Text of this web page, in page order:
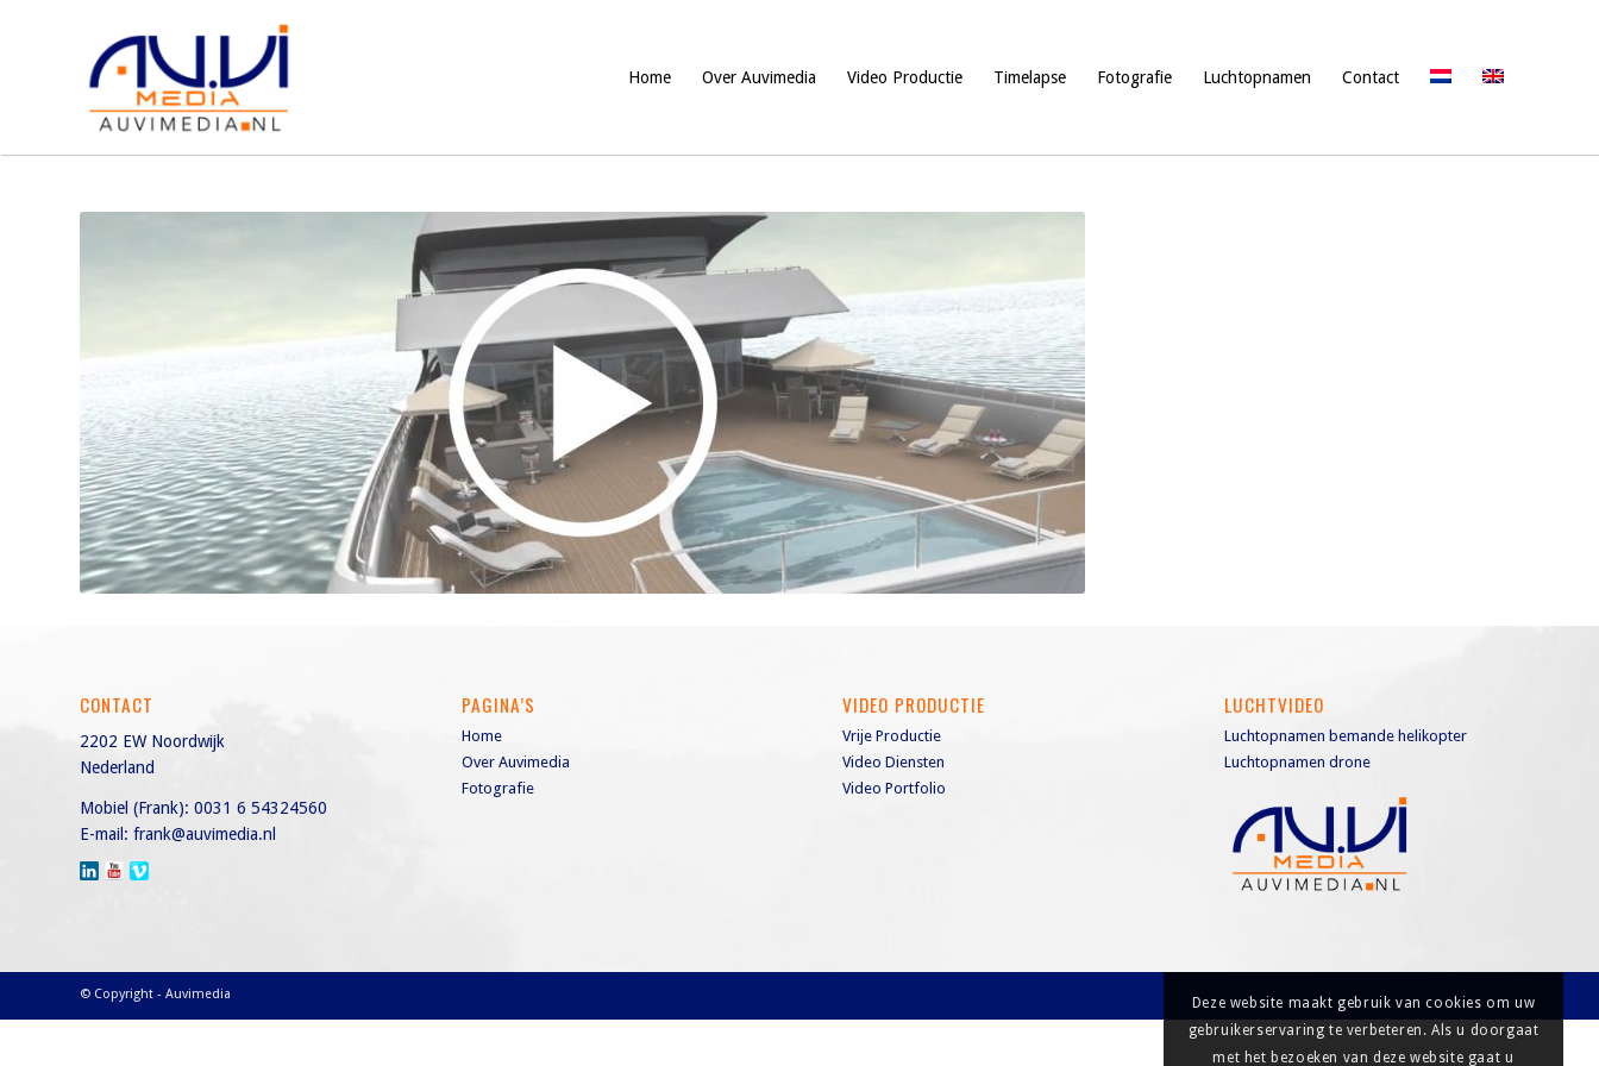
Home Over Auvimedia Video Productie Timelapse Fotografie Luchtopnamen Contact
CONTACT
2202 EW Noordwijk
Nederland
Mobiel (Frank): 0031 6 54324560
E-mail: frank@auvimedia.nl
PAGINA’S
Home
Over Auvimedia
Fotografie
VIDEO PRODUCTIE
Vrije Productie
Video Diensten
Video Portfolio
LUCHTVIDEO
Luchtopnamen bemande helikopter
Luchtopnamen drone
© Copyright - Auvimedia
Deze website maakt gebruik van cookies om uw
gebruikerservaring te verbeteren. Als u doorgaat
met het bezoeken van deze website gaat u